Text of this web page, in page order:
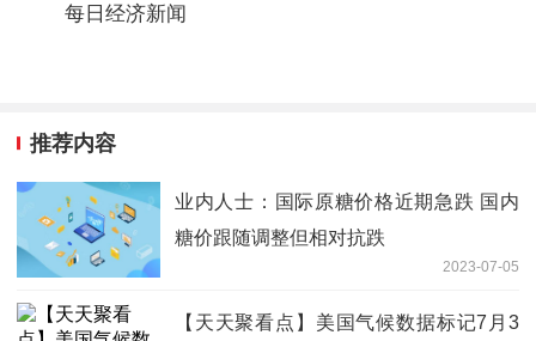
每日经济新闻
推荐内容
业内人士：国际原糖价格近期急跌 国内
糖价跟随调整但相对抗跌
2023-07-05
【天天聚看点】美国气候数据标记7月3